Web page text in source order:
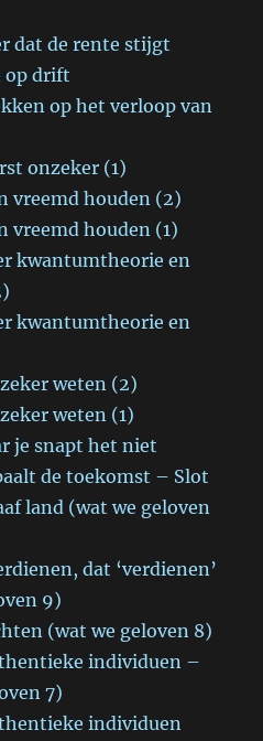
dat de rente stijgt
op drift
op het verloop van
onzeker (1)
vreemd houden (2)
vreemd houden (1)
kwantumtheorie en
kwantumtheorie en
weten (2)
weten (1)
je snapt het niet
de toekomst – Slot
land (wat we geloven
dat ‘verdienen’
9)
(wat we geloven 8)
individuen –
7)
individuen